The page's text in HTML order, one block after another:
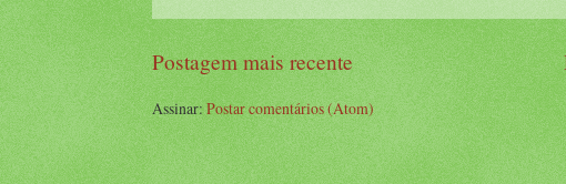
Postagem mais recente
Assinar:Postar comentários (Atom)